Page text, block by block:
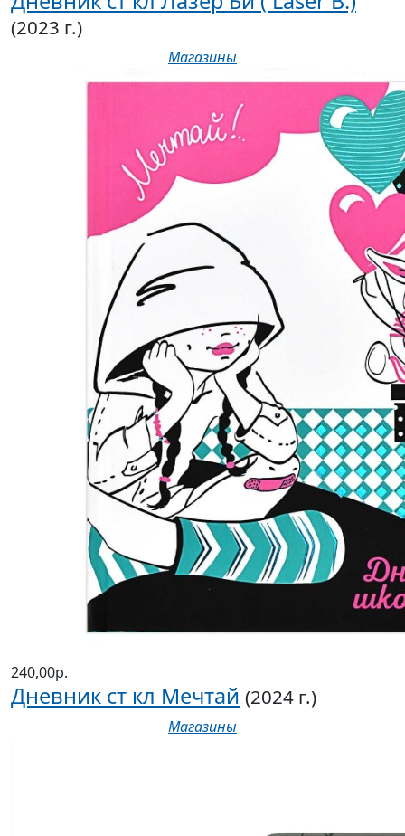
(2023 г.)
Магазины
240,00р.
Дневник ст кл Мечтай (2024 г.)
Магазины